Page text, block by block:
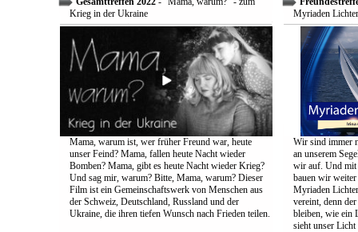
Krieg in der Ukraine
Mama, warum ist, wer früher Freund war, heute
unser Feind? Mama, fallen heute Nacht wieder
Bomben? Mama, gibt es heute Nacht wieder Krieg?
Und sag mir, warum? Bitte, Mama, warum? Dieser
Film ist ein Gemeinschaftswerk von Menschen aus
der Schweiz, Deutschland, Russland und der
Ukraine, die ihren tiefen Wunsch nach Frieden teilen.
Myriaden
Wir sind immer
an unserem
wir auf. Und mit
bauen wir
Myriaden
vereint, denn
bleiben, wie ein
sieht unser